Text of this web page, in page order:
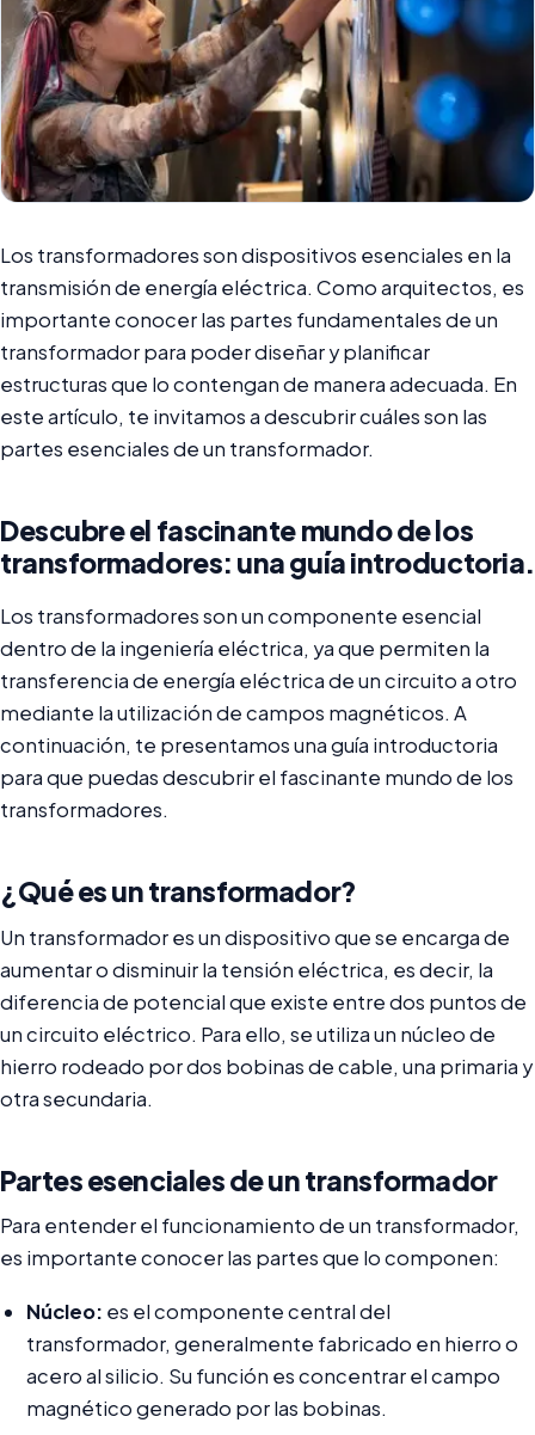
Los transformadores son dispositivos esenciales en la
transmisión de energía eléctrica. Como arquitectos, es
importante conocer las partes fundamentales de un
transformador para poder diseñar y planificar
estructuras que lo contengan de manera adecuada. En
este artículo, te invitamos a descubrir cuáles son las
partes esenciales de un transformador.
Descubre el fascinante mundo de los
transformadores: una guía introductoria.
Los transformadores son un componente esencial
dentro de la ingeniería eléctrica, ya que permiten la
transferencia de energía eléctrica de un circuito a otro
mediante la utilización de campos magnéticos. A
continuación, te presentamos una guía introductoria
para que puedas descubrir el fascinante mundo de los
transformadores.
¿Qué es un transformador?
Un transformador es un dispositivo que se encarga de
aumentar o disminuir la tensión eléctrica, es decir, la
diferencia de potencial que existe entre dos puntos de
un circuito eléctrico. Para ello, se utiliza un núcleo de
hierro rodeado por dos bobinas de cable, una primaria y
otra secundaria.
Partes esenciales de un transformador
Para entender el funcionamiento de un transformador,
es importante conocer las partes que lo componen:
Núcleo: es el componente central del
transformador, generalmente fabricado en hierro o
acero al silicio. Su función es concentrar el campo
magnético generado por las bobinas.